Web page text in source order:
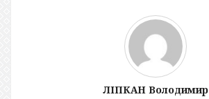
ЛІПКАН Володимир